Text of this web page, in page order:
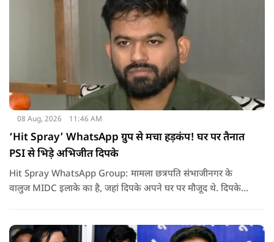
08 Aug, 2026 11:46 AM
‘Hit Spray’ WhatsApp ग्रुप से मचा हड़कंप! घर पर तैनात
PSI से भिड़े अभिजीत दिपके
Hit Spray WhatsApp Group: मामला छत्रपति संभाजीनगर के
वालुज MIDC इलाके का है, जहां दिपके अपने घर पर मौजूद थे. दिपके
को लेकर दिपके की पुलिस अधिकारी से तीखी बहस हो गई.